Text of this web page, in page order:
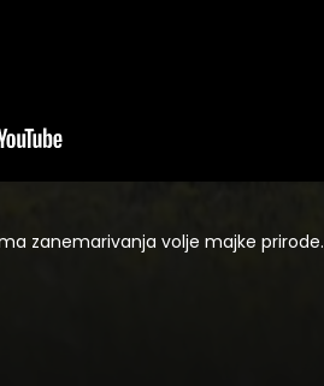
zanemarivanja volje majke prirode.